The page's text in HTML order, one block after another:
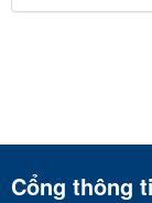
Cổng thông